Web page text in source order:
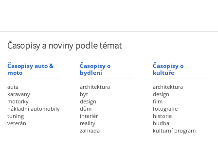
Časopisy a noviny podle témat
Časopisy auto &
moto
auta
karavany
motorky
nákladní automobily
tuning
veteráni
Časopisy o
bydlení
architektura
byt
design
dům
interiér
reality
zahrada
Časopisy o
kultuře
architektura
design
film
fotografie
historie
hudba
kulturní program